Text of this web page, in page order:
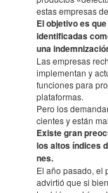
estas empre­sas
El obje­tivo es
iden­ti­fi­ca­das
una
Las empre­sas
imple­men­tan y
funcio­nes para
plata­for­mas.
Pero los
cien­tes y están
Existe gran
los altos índi­ces
nes.
El año pasado, el
advir­tió que si